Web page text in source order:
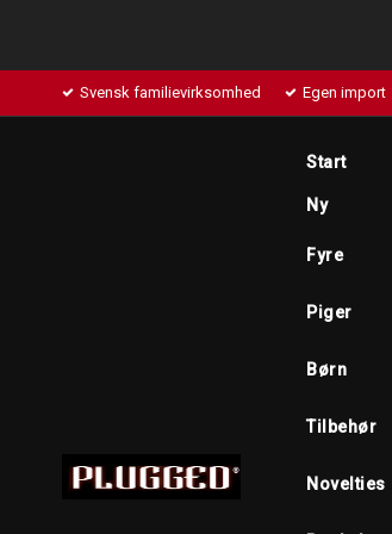
Svensk familievirksomhed Egen import
Start
Ny
Fyre
Piger
Børn
Tilbehør
Novelties